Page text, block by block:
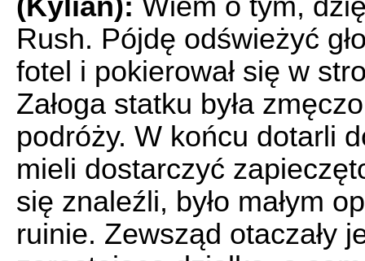
Rush. Pójdę odświeżyć
fotel i pokierował się w
Załoga statku była
podróży. W końcu dotarli
mieli dostarczyć
się znaleźli, było małym
ruinie. Zewsząd otaczały